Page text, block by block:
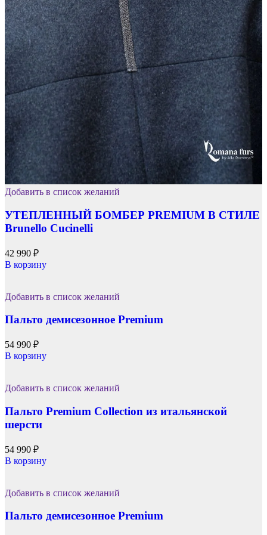
Добавить в список желаний
УТЕПЛЕННЫЙ БОМБЕР PREMIUM В СТИЛЕ
Brunello Cucinelli
42 990 ₽
В корзину
Добавить в список желаний
Пальто демисезонное Premium
54 990 ₽
В корзину
Добавить в список желаний
Пальто Premium Collection из итальянской
шерсти
54 990 ₽
В корзину
Добавить в список желаний
Пальто демисезонное Premium